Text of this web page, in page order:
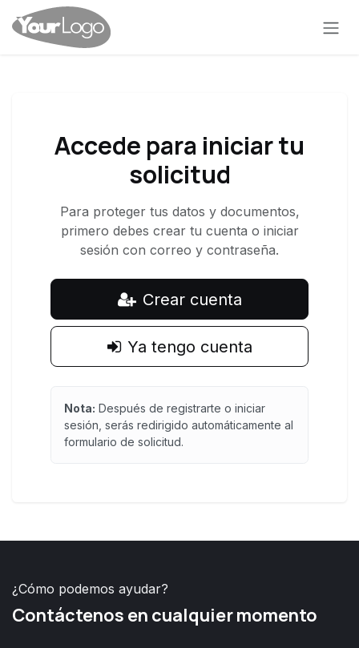
Ir al contenido
Accede para iniciar tu
solicitud
Para proteger tus datos y documentos,
primero debes crear tu cuenta o iniciar
sesión con correo y contraseña.
Crear cuenta
Ya tengo cuenta
Nota: Después de registrarte o iniciar
sesión, serás redirigido automáticamente al
formulario de solicitud.
¿Cómo podemos ayudar?
Contáctenos en cualquier momento